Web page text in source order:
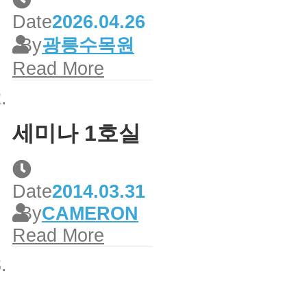
Date2026.04.26
By광릉수목원
Read More
세미나 1호실
Date2014.03.31
ByCAMERON
Read More